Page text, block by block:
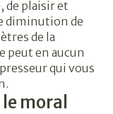
de plaisir et
diminution de
de la
peut en aucun
qui vous
moral